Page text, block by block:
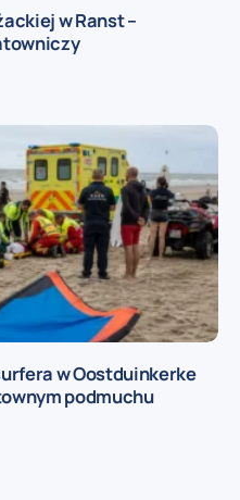
w Ranst –
w Oostduinkerke
podmuchu